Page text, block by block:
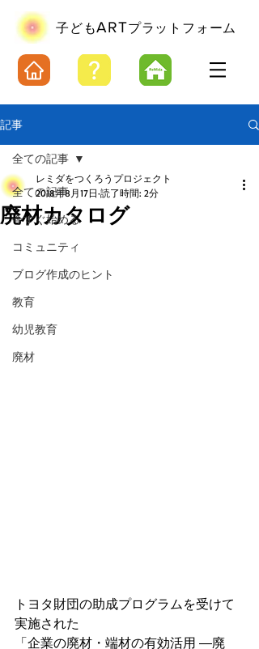
​子どもARTプラットフォーム
記事
全ての記事
今すぐ始める
コミュニティ
ブログ作成のヒント
教育
幼児教育
廃材
全ての記事
廃材カタログ
レミダをつくろうプロジェクト
2018年8月17日 読了時間: 2分
トヨタ財団の助成プログラムを受けて
実施された
「企業の廃材・端材の有効活用 ―廃